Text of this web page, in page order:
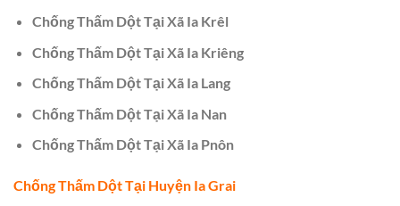
Chống Thấm Dột Tại Xã Ia Krêl
Chống Thấm Dột Tại Xã Ia Kriêng
Chống Thấm Dột Tại Xã Ia Lang
Chống Thấm Dột Tại Xã Ia Nan
Chống Thấm Dột Tại Xã Ia Pnôn
Chống Thấm Dột Tại Huyện Ia Grai